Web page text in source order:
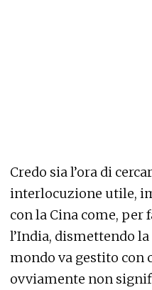
Credo sia l’ora di
interlocuzione utile,
con la Cina come, per
l’India, dismettendo
mondo va gestito con
ovviamente non